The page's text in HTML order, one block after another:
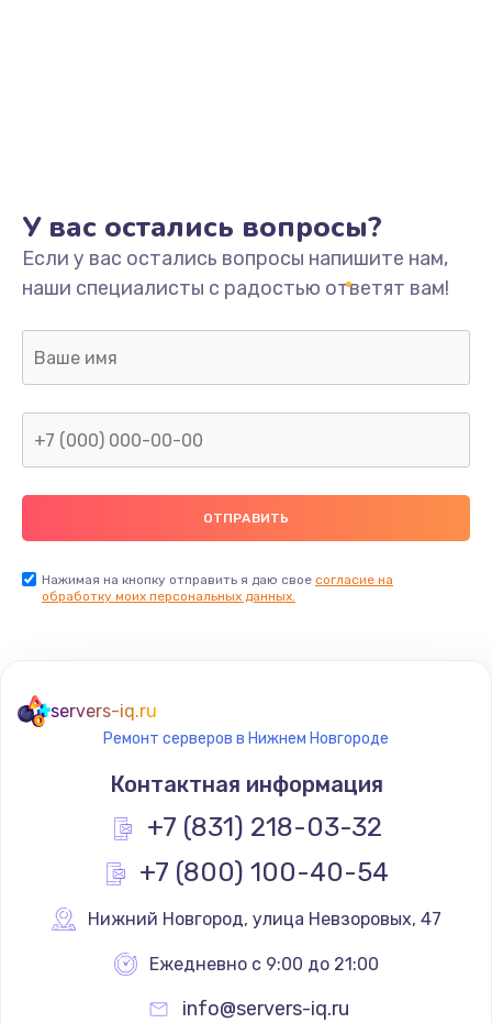
У вас остались вопросы?
Если у вас остались вопросы напишите нам,
наши специалисты с радостью ответят вам!
Нажимая на кнопку отправить я даю свое согласие на
обработку моих персональных данных.
servers-iq.ru
Ремонт серверов в Нижнем Новгороде
Контактная информация
+7 (831) 218-03-32
+7 (800) 100-40-54
Нижний Новгород, улица Невзоровых, 47
Ежедневно с 9:00 до 21:00
info@servers-iq.ru